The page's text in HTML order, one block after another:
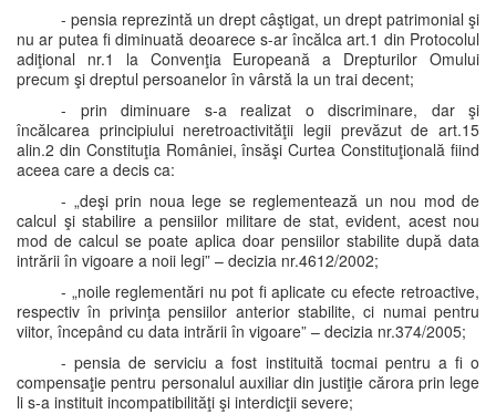
- pensia reprezintă un drept câştigat, un drept patrimonial şi
nu ar putea fi diminuată deoarece s-ar încălca art.1 din Protocolul
adiţional nr.1 la Convenţia Europeană a Drepturilor Omului
precum şi dreptul persoanelor în vârstă la un trai decent;
- prin diminuare s-a realizat o discriminare, dar şi
încălcarea principiului neretroactivităţii legii prevăzut de art.15
alin.2 din Constituţia României, însăşi Curtea Constituţională fiind
aceea care a decis ca:
- „deşi prin noua lege se reglementează un nou mod de
calcul şi stabilire a pensiilor militare de stat, evident, acest nou
mod de calcul se poate aplica doar pensiilor stabilite după data
intrării în vigoare a noii legi” – decizia nr.4612/2002;
- „noile reglementări nu pot fi aplicate cu efecte retroactive,
respectiv în privinţa pensiilor anterior stabilite, ci numai pentru
viitor, începând cu data intrării în vigoare” – decizia nr.374/2005;
- pensia de serviciu a fost instituită tocmai pentru a fi o
compensaţie pentru personalul auxiliar din justiţie cărora prin lege
li s-a instituit incompatibilităţi şi interdicţii severe;